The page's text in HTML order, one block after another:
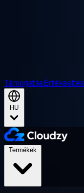
TámogatásÉrtékesítés
HU